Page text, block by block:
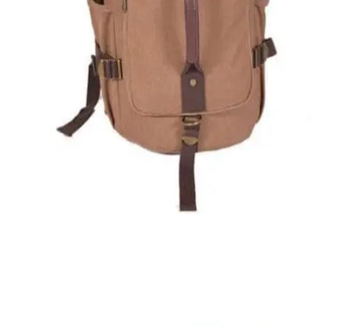
Quick View
ΑΝΔΡΙΚΟΙ ΣΑΚΟΙ ΤΑΞΙΔΙΟΥ
Σάκος ταξιδίου
€